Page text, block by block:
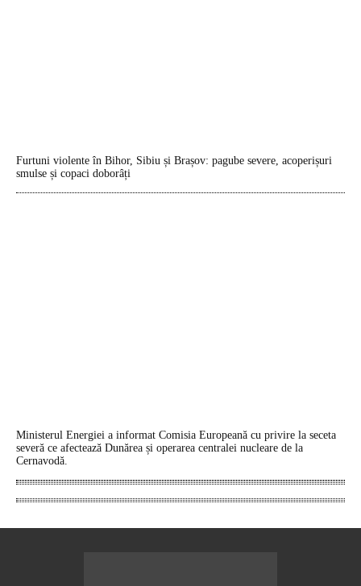
Furtuni violente în Bihor, Sibiu și Brașov: pagube severe, acoperișuri
smulse și copaci doborâți
Ministerul Energiei a informat Comisia Europeană cu privire la seceta
severă ce afectează Dunărea și operarea centralei nucleare de la
Cernavodă.